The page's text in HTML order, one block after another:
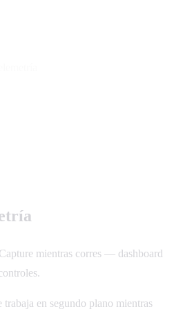
mientras corres — dashboard
en segundo plano mientras